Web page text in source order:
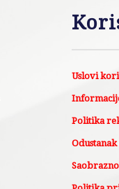
Uslovi
Politika